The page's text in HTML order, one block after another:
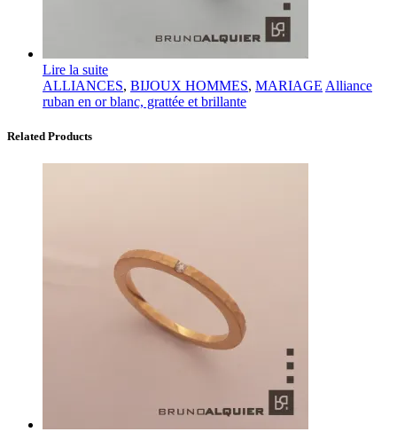
Lire la suite
ALLIANCES, BIJOUX HOMMES, MARIAGE Alliance
ruban en or blanc, grattée et brillante
Related Products